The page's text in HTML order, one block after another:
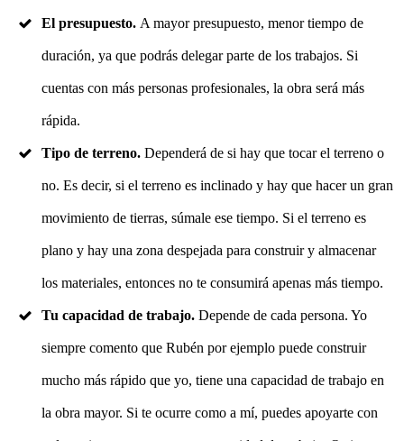
El presupuesto. A mayor presupuesto, menor tiempo de
duración, ya que podrás delegar parte de los trabajos. Si
cuentas con más personas profesionales, la obra será más
rápida.
Tipo de terreno. Dependerá de si hay que tocar el terreno o
no. Es decir, si el terreno es inclinado y hay que hacer un gran
movimiento de tierras, súmale ese tiempo. Si el terreno es
plano y hay una zona despejada para construir y almacenar
los materiales, entonces no te consumirá apenas más tiempo.
Tu capacidad de trabajo. Depende de cada persona. Yo
siempre comento que Rubén por ejemplo puede construir
mucho más rápido que yo, tiene una capacidad de trabajo en
la obra mayor. Si te ocurre como a mí, puedes apoyarte con